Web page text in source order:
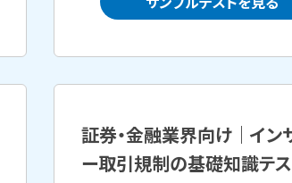
証券・金融業界向け｜イン
ー取引規制の基礎知識テ